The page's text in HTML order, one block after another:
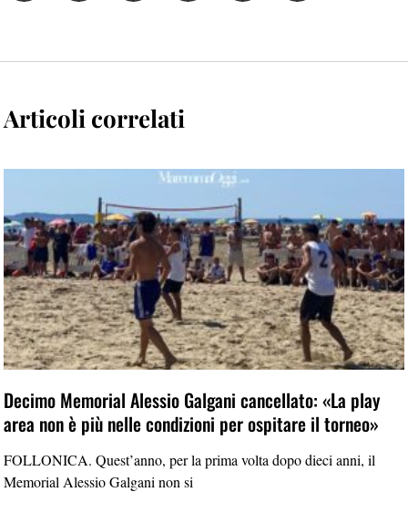
Articoli correlati
Decimo Memorial Alessio Galgani cancellato: «La play
area non è più nelle condizioni per ospitare il torneo»
FOLLONICA. Quest’anno, per la prima volta dopo dieci anni, il
Memorial Alessio Galgani non si